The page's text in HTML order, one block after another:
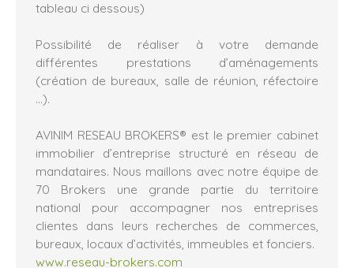
tableau ci dessous)
Possibilité de réaliser à votre demande
différentes prestations d’aménagements
(création de bureaux, salle de réunion, réfectoire
...).
AVINIM RESEAU BROKERS® est le premier cabinet
immobilier d’entreprise structuré en réseau de
mandataires. Nous maillons avec notre équipe de
70 Brokers une grande partie du territoire
national pour accompagner nos entreprises
clientes dans leurs recherches de commerces,
bureaux, locaux d’activités, immeubles et fonciers.
www.reseau-brokers.com